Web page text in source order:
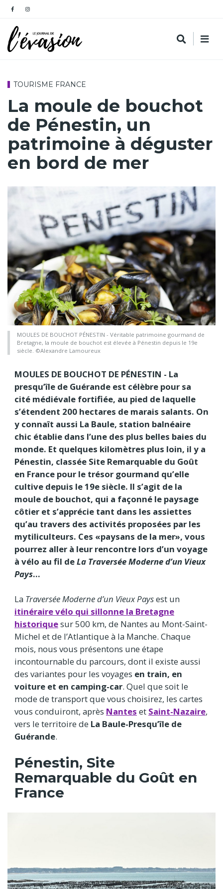
TOURISME FRANCE
La moule de bouchot
de Pénestin, un
patrimoine à déguster
en bord de mer
MOULES DE BOUCHOT PÉNESTIN - Véritable patrimoine gourmand de
Bretagne, la moule de bouchot est élevée à Pénestin depuis le 19e
siècle. ©Alexandre Lamoureux
MOULES DE BOUCHOT DE PÉNESTIN - La
presqu’île de Guérande est célèbre pour sa
cité médiévale fortifiée, au pied de laquelle
s’étendent 200 hectares de marais salants. On
y connaît aussi La Baule, station balnéaire
chic établie dans l’une des plus belles baies du
monde. Et quelques kilomètres plus loin, il y a
Pénestin, classée Site Remarquable du Goût
en France pour le trésor gourmand qu’elle
cultive depuis le 19e siècle. Il s’agit de la
moule de bouchot, qui a façonné le paysage
côtier et s’apprécie tant dans les assiettes
qu’au travers des activités proposées par les
mytiliculteurs. Ces «paysans de la mer», vous
pourrez aller à leur rencontre lors d’un voyage
à vélo au fil deLa Traversée Moderne d’un Vieux
Pays…
La Traversée Moderne d’un Vieux Paysest un
itinéraire vélo qui sillonne la Bretagne
historiquesur 500 km, de Nantes au Mont-Saint-
Michel et de l’Atlantique à la Manche. Chaque
mois, nous vous présentons une étape
incontournable du parcours, dont il existe aussi
des variantes pour les voyages en train, en
voiture et en camping-car. Quel que soit le
mode de transport que vous choisirez, les cartes
vous conduiront, après Nantes et Saint-Nazaire,
vers le territoire de La Baule-Presqu’île de
Guérande.
Pénestin, Site
Remarquable du Goût en
France